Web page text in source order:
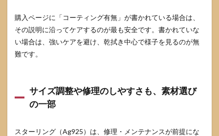
購入ページに「コーティング有無」が書かれている場合は、
その説明に沿ってケアするのが最も安全です。書かれていな
い場合は、強いケアを避け、乾拭き中心で様子を見るのが無
難です。
サイズ調整や修理のしやすさも、素材選び
の一部
スターリング（Ag925）は、修理・メンテナンスが前提にな